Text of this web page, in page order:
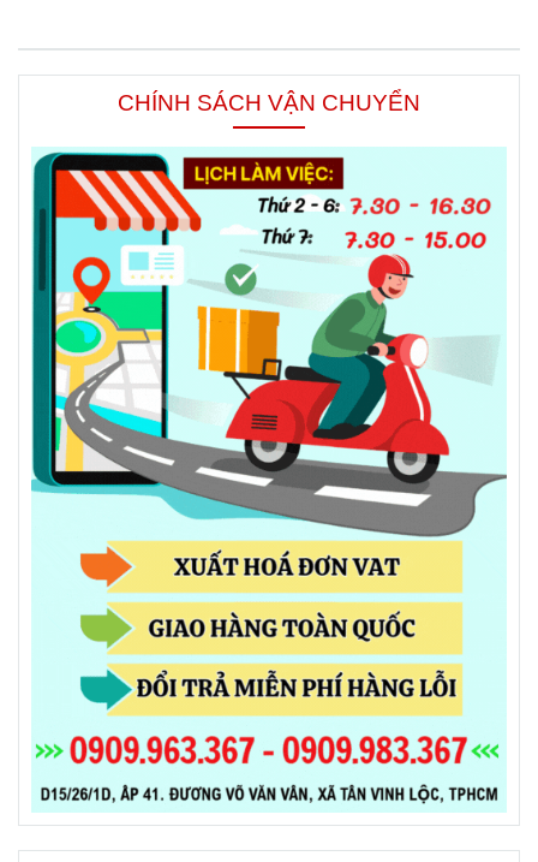
CHÍNH SÁCH VẬN CHUYỂN